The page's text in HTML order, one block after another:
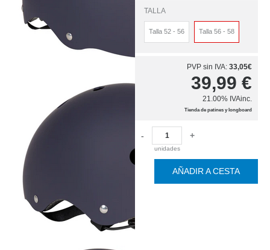
TALLA
Talla 52 - 56 Talla 56 - 58
PVP sin IVA: 33,05€
39,99 €
21.00% IVAinc.
Tienda de patines y longboard
-
unidades
+
AÑADIR A CESTA